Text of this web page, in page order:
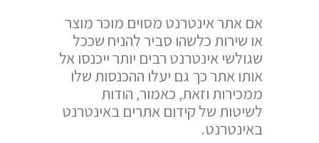
אם אתר אינטרנט מסוים מוכר מוצר
או שירות כלשהו סביר להניח שככל
שגולשי אינטרנט רבים יותר ייכנסו אל
אותו אתר כך גם יעלו ההכנסות שלו
ממכירות וזאת, כאמור, הודות
לשיטות של קידום אתרים באינטרנט
באינטרנט.